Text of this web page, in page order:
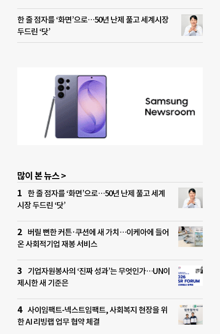
한 줄 점자를 ‘화면’으로…50년 난제 풀고 세계시장
두드린 ‘닷’
많이 본 뉴스 >
한 줄 점자를 ‘화면’으로…50년 난제 풀고 세계
시장 두드린 ‘닷’
버릴 뻔한 커튼·쿠션에 새 가치…이케아에 들어
온 사회적기업 재봉 서비스
기업자원봉사의 ‘진짜 성과’는 무엇인가…UN이
제시한 새 기준은
사이임팩트-넥스트임팩트, 사회복지 현장을 위
한 AI 리빙랩 업무 협약 체결